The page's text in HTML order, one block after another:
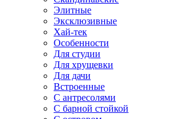
Элитные
Эксклюзивные
Хай-тек
Особенности
Для студии
Для хрущевки
Для дачи
Встроенные
С антресолями
С барной стойкой